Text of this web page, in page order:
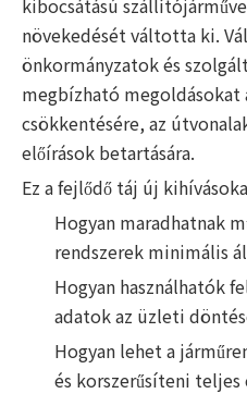
kibocsátású
növekedését váltotta ki.
önkormányzatok és
megbízható megoldásokat
csökkentésére, az
előírások betartására.
Ez a fejlődő táj új
Hogyan maradhatnak
rendszerek minimális
Hogyan használhatók
adatok az üzleti
Hogyan lehet a
és korszerűsíteni teljes